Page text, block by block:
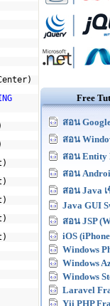
Free
สอน
สอน
สอน Entity
สอน
สอน Java
Java GUI
สอน JSP
iOS
Windows
Windows
Windows
Laravel
Yii PHP